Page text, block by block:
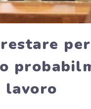
lavoro